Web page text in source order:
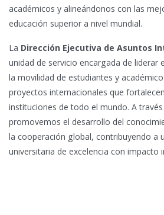
académicos y alineándonos con las
educación superior a nivel mundial.
La Dirección Ejecutiva de Asuntos
unidad de servicio encargada de liderar
la movilidad de estudiantes y
proyectos internacionales que
instituciones de todo el mundo. A
promovemos el desarrollo del
la cooperación global, contribuyendo a
universitaria de excelencia con impacto